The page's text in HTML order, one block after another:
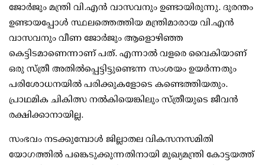
ജോര്‍ജും മന്ത്രി വി.എന്‍ വാസവനും ഉണ്ടായിരുന്നു. ദുരന്തം
ഉണ്ടായപ്പോള്‍ സ്ഥലത്തെത്തിയ മന്ത്രിമാരായ വി.എന്‍
വാസവനും വീണ ജോര്‍ജും ആളൊഴിഞ്ഞ
കെട്ടിടമാണെന്നാണ് പത്. എന്നാല്‍ വളരെ വൈകിയാണ്
ഒരു സ്ത്രീ അതില്‍പ്പെട്ടിട്ടുണ്ടെന്ന സംശയം ഉയര്‍ന്നതും
പരിശോധനയില്‍ പരിക്കുകളോടെ കണ്ടെത്തിയതും.
പ്രാഥമിക ചികിത്സ നല്‍കിയെങ്കിലും സ്ത്രീയുടെ ജീവന്‍
രക്ഷിക്കാനായില്ല.
സംഭവം നടക്കുമ്പോള്‍ ജില്ലാതല വികസനസമിതി
യോഗത്തില്‍ പങ്കെടുക്കുന്നതിനായി മുഖ്യമന്ത്രി കോട്ടയത്ത്